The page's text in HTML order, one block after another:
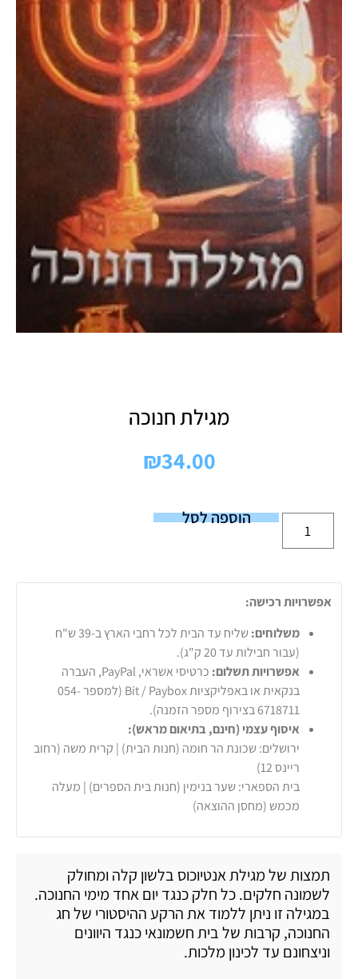
מגילת חנוכה
₪34.00
הוספה לסל
אפשרויות רכישה:
משלוחים:
שליח עד הבית לכל רחבי הארץ ב-39 ש"ח
(עבור חבילות עד 20 ק"ג).
אפשרויות תשלום:
כרטיסי אשראי, PayPal, העברה
בנקאית או באפליקציות Bit / Paybox (למספר 054-
6718711 בצירוף מספר הזמנה).
איסוף עצמי (חינם, בתיאום מראש):
ירושלים: שכונת הר חומה (חנות הבית) | קרית משה (רחוב
ריינס 12)
בית הספארי: שער בנימין (חנות בית הספרים) | מעלה
מכמש (מחסן ההוצאה)
תמצות של מגילת אנטיוכוס בלשון קלה ומחולק
לשמונה חלקים. כל חלק כנגד יום אחד מימי החנוכה.
במגילה זו ניתן ללמוד את הרקע ההיסטורי של חג
החנוכה, קרבות של בית חשמונאי כנגד היוונים
וניצחונם עד לכינון מלכות.